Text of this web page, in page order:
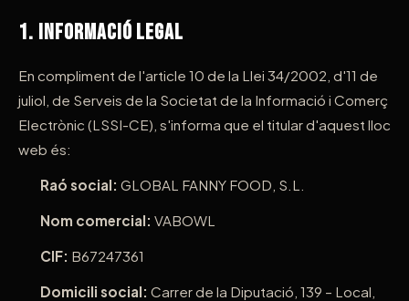
1. Informació Legal
En compliment de l'article 10 de la Llei 34/2002, d'11 de
juliol, de Serveis de la Societat de la Informació i Comerç
Electrònic (LSSI-CE), s'informa que el titular d'aquest lloc
web és:
Raó social: GLOBAL FANNY FOOD, S.L.
Nom comercial: VABOWL
CIF: B67247361
Domicili social: Carrer de la Diputació, 139 – Local,